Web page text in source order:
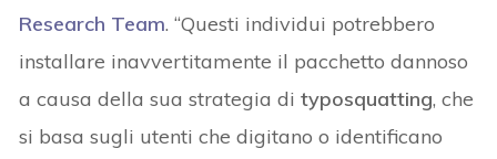
Research Team. “Questi individui potrebbero
installare inavvertitamente il pacchetto dannoso
a causa della sua strategia dityposquatting, che
si basa sugli utenti che digitano o identificano